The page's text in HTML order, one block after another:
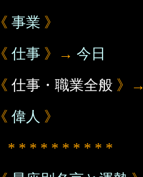
《 事業 》
《 仕事 》→ 今日
《 仕事・職業全般 》→
《 偉人 》
* * * * * * * * * *